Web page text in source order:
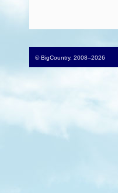
© BigCountry, 2008–2026